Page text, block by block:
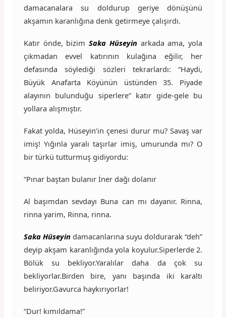
damacanalara su doldurup geriye dönüşünü
akşamın karanlığına denk getirmeye çalışırdı.
Katır önde, bizimSaka Hüseyin arkada ama, yola
çıkmadan evvel katırının kulağına eğilir, her
defasında söylediği sözleri tekrarlardı: “Haydi,
Büyük Anafarta Köyünün üstünden 35. Piyade
alayının bulunduğu siperlere” katır gide-gele bu
yollara alışmıştır.
Fakat yolda, Hüseyin’in çenesi durur mu? Savaş var
imiş! Yığınla yaralı taşırlar imiş, umurunda mı? O
bir türkü tutturmuş gidiyordu:
“Pınar baştan bulanır İner dağı dolanır
Al başımdan sevdayı Buna can mı dayanır. Rinna,
rinna yarim, Rinna, rinna.
Saka Hüseyin damacanlarına suyu doldurarak “deh”
deyip akşam karanlığında yola koyulur.Siperlerde 2.
Bölük su bekliyor.Yaralılar daha da çok su
bekliyorlar.Birden bire, yanı başında iki karaltı
beliriyor.Gavurca haykırıyorlar!
“Dur! kımıldama!”